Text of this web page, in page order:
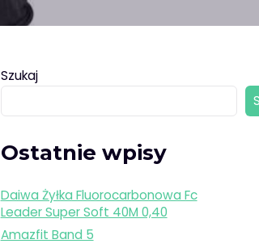
Szukaj
Ostatnie wpisy
Daiwa Żyłka Fluorocarbonowa Fc
Leader Super Soft 40M 0,40
Amazfit Band 5